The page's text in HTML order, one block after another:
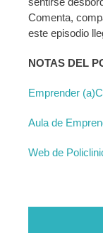
Comenta,
este episodio
NOTAS DEL
⁠⁠Emprender
⁠⁠Aula de
Web de